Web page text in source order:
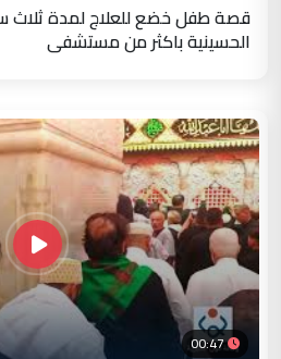
قصة طفل خضع للعلاج لمدة ثلاث
الحسينية باكثر من مستشفى
00:47